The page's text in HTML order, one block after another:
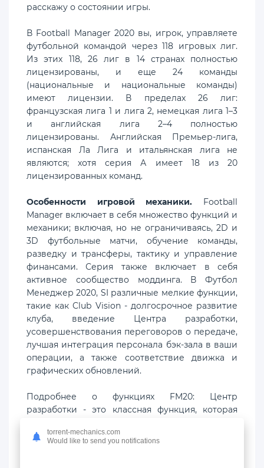
расскажу о состоянии игры.
В Football Manager 2020 вы, игрок, управляете
футбольной командой через 118 игровых лиг.
Из этих 118, 26 лиг в 14 странах полностью
лицензированы, и еще 24 команды
(национальные и национальные команды)
имеют лицензии. В пределах 26 лиг:
французская лига 1 и лига 2, немецкая лига 1–3
и английская лига 2–4 полностью
лицензированы. Английская Премьер-лига,
испанская Ла Лига и итальянская лига не
являются; хотя серия А имеет 18 из 20
лицензированных команд.
Особенности игровой механики. Football
Manager включает в себя множество функций и
механики; включая, но не ограничиваясь, 2D и
3D футбольные матчи, обучение команды,
разведку и трансферы, тактику и управление
финансами. Серия также включает в себя
активное сообщество моддинга. В Футбол
Менеджер 2020, SI различные мелкие функции,
такие как Club Vision - долгосрочное развитие
клуба, введение Центра разработки,
усовершенствования переговоров о передаче,
лучшая интеграция персонала бэк-зала в ваши
операции, а также соответствие движка и
графических обновлений.
Подробнее о функциях FM20: Центр
разработки - это классная функция, которая
единый интерфейс. Это аккуратное
torrent-mechanics.com
Would like to send you notifications